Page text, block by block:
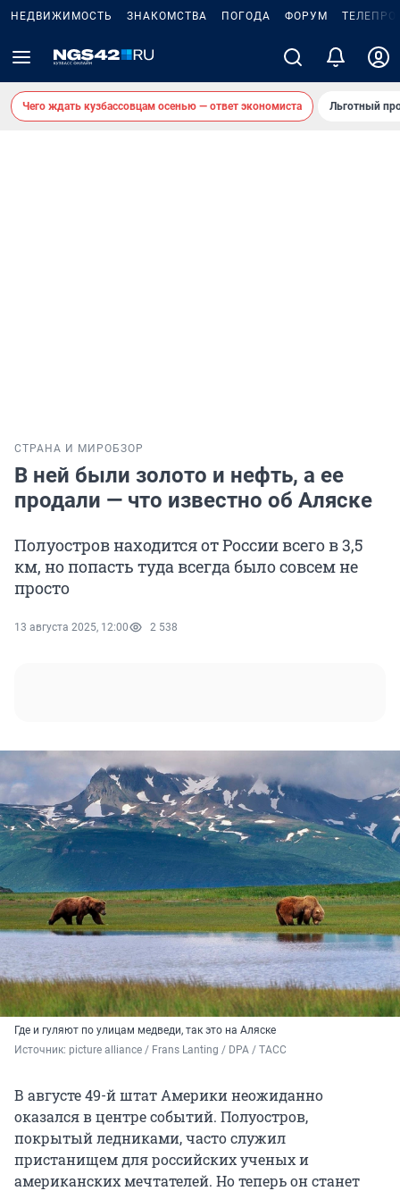
НЕДВИЖИМОСТЬ ЗНАКОМСТВА ПОГОДА ФОРУМ
Чего ждать кузбассовцам осенью — ответ экономиста Льготный
СТРАНА И МИРОБЗОР
В ней были золото и нефть, а ее
продали — что известно об Аляске
Полуостров находится от России всего в 3,5
км, но попасть туда всегда было совсем не
просто
13 августа 2025, 12:00 2 538
Где и гуляют по улицам медведи, так это на Аляске
Источник: picture alliance / Frans Lanting / DPA / ТАСС
В августе 49-й штат Америки неожиданно
оказался в центре событий. Полуостров,
покрытый ледниками, часто служил
пристанищем для российских ученых и
американских мечтателей. Но теперь он станет